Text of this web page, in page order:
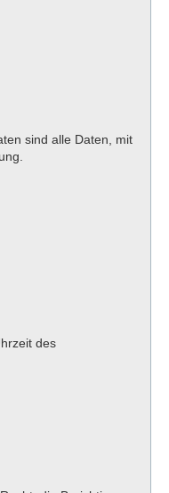
sind alle Daten, mit
des